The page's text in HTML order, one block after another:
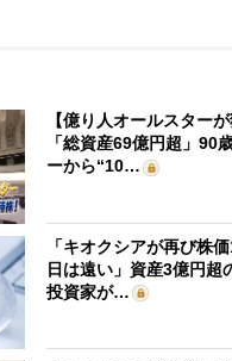
【億り人オールスター
「総資産69億円超」90
ーから“10…
「キオクシアが再び株
日は遠い」資産3億円超
投資家が…